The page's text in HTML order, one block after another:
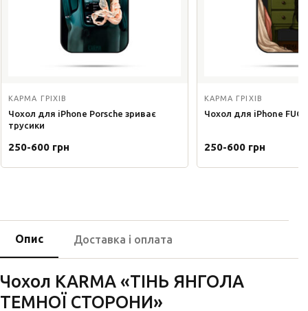
КАРМА ГРІХІВ
Чохол для iPhone Porsche зриває
трусики
250-600 грн
КАРМА ГРІХІВ
Чохол для iPhone FUCK
250-600 грн
Опис Доставка і оплата
Чохол KARMA «ТІНЬ ЯНГОЛА
ТЕМНОЇ СТОРОНИ»